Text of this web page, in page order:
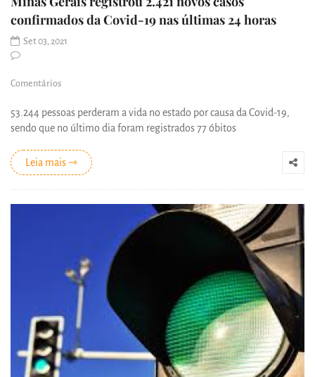
confirmados da Covid-19 nas últimas 24 horas
Set 03, 2021
Comentários
53.244 pessoas perderam a vida no estado por causa da Covid-19,
sendo que no último dia foram registrados 77 óbitos
Leia mais ⇾